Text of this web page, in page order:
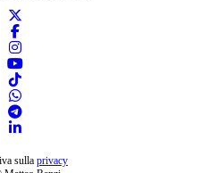
sulla privacy